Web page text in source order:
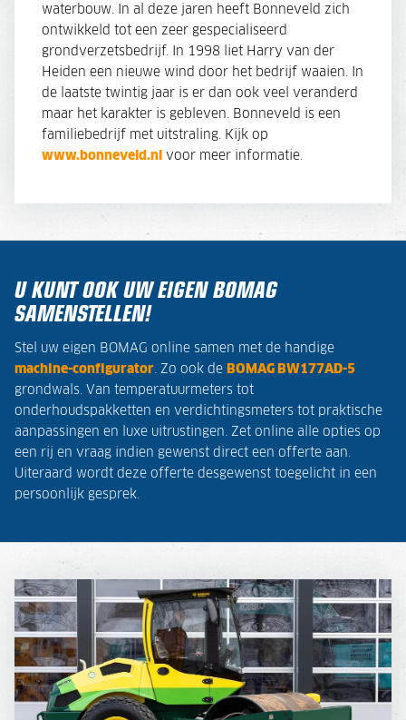
waterbouw. In al deze jaren heeft Bonneveld zich
ontwikkeld tot een zeer gespecialiseerd
grondverzetsbedrijf. In 1998 liet Harry van der
Heiden een nieuwe wind door het bedrijf waaien. In
de laatste twintig jaar is er dan ook veel veranderd
maar het karakter is gebleven. Bonneveld is een
familiebedrijf met uitstraling. Kijk op
www.bonneveld.nl voor meer informatie.
U KUNT OOK UW EIGEN BOMAG
SAMENSTELLEN!
Stel uw eigen BOMAG online samen met de handige
machine-configurator . Zo ook de BOMAG BW177AD-5
grondwals. Van temperatuurmeters tot
onderhoudspakketten en verdichtingsmeters tot praktische
aanpassingen en luxe uitrustingen. Zet online alle opties op
een rij en vraag indien gewenst direct een offerte aan.
Uiteraard wordt deze offerte desgewenst toegelicht in een
persoonlijk gesprek.